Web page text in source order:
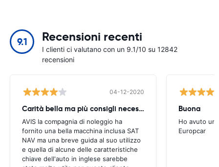
9.1 Recensioni recenti
I clienti ci valutano con un 9.1/10 su 12842
recensioni
04-12-2020
Carità bella ma più consigli necessari
AVIS la compagnia di noleggio ha
fornito una bella macchina inclusa SAT
NAV ma una breve guida al suo utilizzo
e quella di alcune delle caratteristiche
chiave dell'auto in inglese sarebbe
Buona
Ho avuto
Europcar